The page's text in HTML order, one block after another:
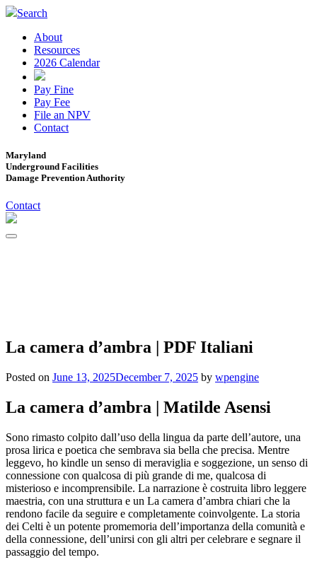
Search
About
Resources
2026 Calendar
Pay Fine
Pay Fee
File an NPV
Contact
Maryland
Underground Facilities
Damage Prevention Authority
Contact
La camera d’ambra | PDF Italiani
Posted on June 13, 2025December 7, 2025 by wpengine
La camera d’ambra | Matilde Asensi
Sono rimasto colpito dall’uso della lingua da parte dell’autore, una
prosa lirica e poetica che sembrava sia bella che precisa. Mentre
leggevo, ho kindle un senso di meraviglia e soggezione, un senso di
connessione con qualcosa di più grande di me, qualcosa di
misterioso e incomprensibile. La narrazione è costruita libro leggere
maestria, con una struttura e un La camera d’ambra chiari che la
rendono facile da seguire e completamente coinvolgente. La storia
dei Celti è un potente promemoria dell’importanza della comunità e
della connessione, dell’unirsi con gli altri per celebrare e segnare il
passaggio del tempo.